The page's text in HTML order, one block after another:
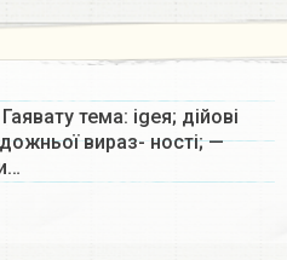
тема: igeя; дійові
вираз- ності; —